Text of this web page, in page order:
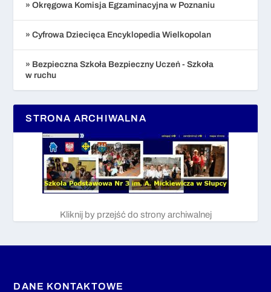
» Okręgowa Komisja Egzaminacyjna w Poznaniu
» Cyfrowa Dziecięca Encyklopedia Wielkopolan
» Bezpieczna Szkoła Bezpieczny Uczeń - Szkoła
w ruchu
STRONA ARCHIWALNA
Kliknij by przejść do strony archiwalnej
DANE KONTAKTOWE